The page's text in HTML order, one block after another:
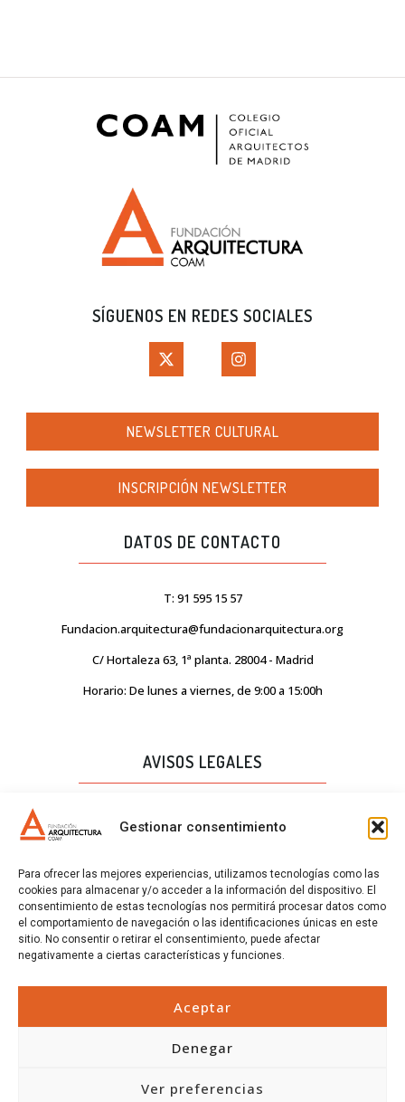
Gestionar consentimiento
Para ofrecer las mejores experiencias, utilizamos tecnologías como las
cookies para almacenar y/o acceder a la información del dispositivo. El
consentimiento de estas tecnologías nos permitirá procesar datos como
el comportamiento de navegación o las identificaciones únicas en este
sitio. No consentir o retirar el consentimiento, puede afectar
negativamente a ciertas características y funciones.
Aceptar
Denegar
Ver preferencias
SÍGUENOS EN REDES SOCIALES
NEWSLETTER CULTURAL
INSCRIPCIÓN NEWSLETTER
DATOS DE CONTACTO
T: 91 595 15 57
Fundacion.arquitectura@fundacionarquitectura.org
C/ Hortaleza 63, 1ª planta. 28004 - Madrid
Horario: De lunes a viernes, de 9:00 a 15:00h
AVISOS LEGALES
POLÍTICA DE CALIDAD
POLÍTICA DE COOKIES
CERTIFICADOS